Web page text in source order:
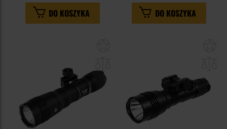
DO KOSZYKA DO KOSZYKA